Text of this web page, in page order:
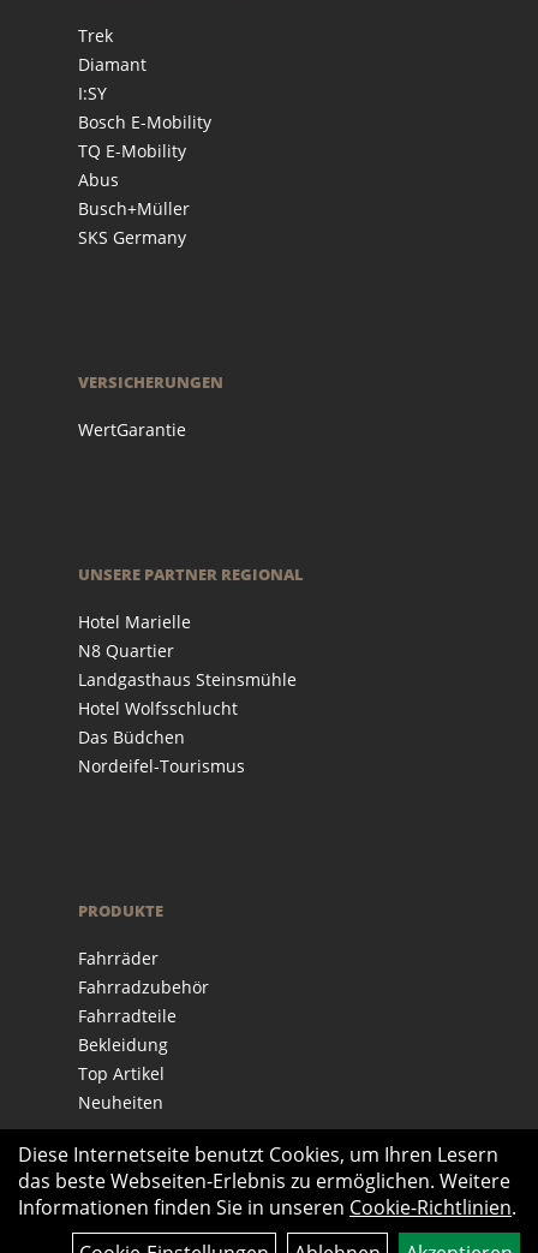
Trek
Diamant
I:SY
Bosch E-Mobility
TQ E-Mobility
Abus
Busch+Müller
SKS Germany
VERSICHERUNGEN
WertGarantie
UNSERE PARTNER REGIONAL
Hotel Marielle
N8 Quartier
Landgasthaus Steinsmühle
Hotel Wolfsschlucht
Das Büdchen
Nordeifel-Tourismus
PRODUKTE
Fahrräder
Fahrradzubehör
Fahrradteile
Bekleidung
Top Artikel
Neuheiten
Diese Internetseite benutzt Cookies, um Ihren Lesern
das beste Webseiten-Erlebnis zu ermöglichen. Weitere
Informationen finden Sie in unseren Cookie-Richtlinien.